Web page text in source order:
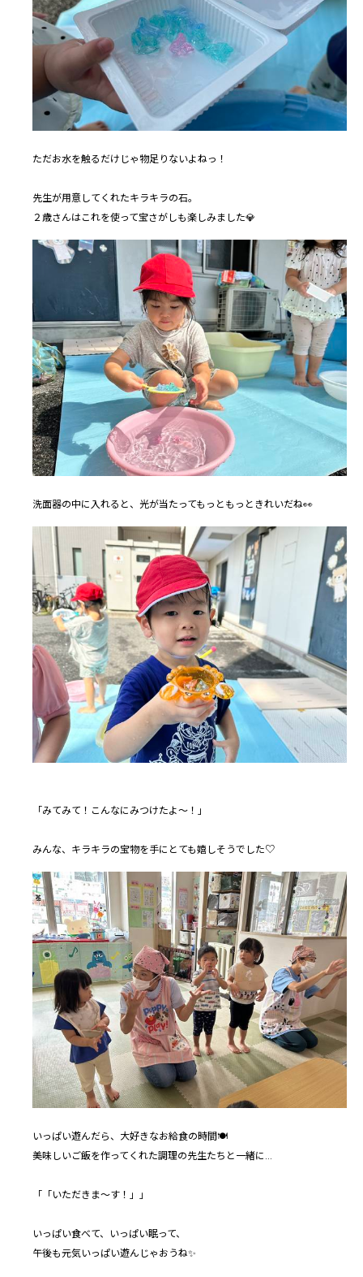
ただお水を触るだけじゃ物足りないよねっ！
先生が用意してくれたキラキラの石。
２歳さんはこれを使って宝さがしも楽しみました💎
洗面器の中に入れると、光が当たってもっともっときれいだね👀
「みてみて！こんなにみつけたよ～！」
みんな、キラキラの宝物を手にとても嬉しそうでした♡
いっぱい遊んだら、大好きなお給食の時間🍽
美味しいご飯を作ってくれた調理の先生たちと一緒に…
「「いただきま～す！」」
いっぱい食べて、いっぱい眠って、
午後も元気いっぱい遊んじゃおうね✨